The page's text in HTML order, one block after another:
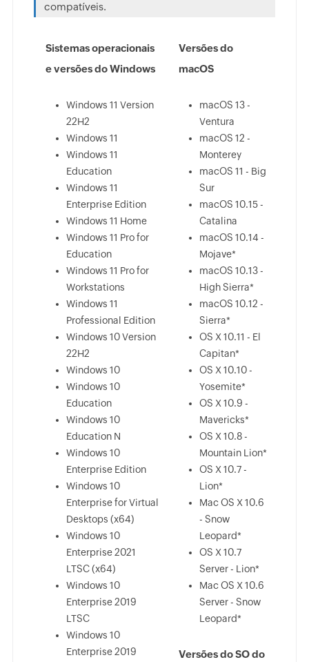
compatíveis.
Sistemas operacionais
e versões do Windows
Windows 11 Version
22H2
Windows 11
Windows 11
Education
Windows 11
Enterprise Edition
Windows 11 Home
Windows 11 Pro for
Education
Windows 11 Pro for
Workstations
Windows 11
Professional Edition
Windows 10 Version
22H2
Windows 10
Windows 10
Education
Windows 10
Education N
Windows 10
Enterprise Edition
Windows 10
Enterprise for Virtual
Desktops (x64)
Windows 10
Enterprise 2021
LTSC (x64)
Windows 10
Enterprise 2019
LTSC
Windows 10
Enterprise 2019
Versões do
macOS
macOS 13 -
Ventura
macOS 12 -
Monterey
macOS 11 - Big
Sur
macOS 10.15 -
Catalina
macOS 10.14 -
Mojave*
macOS 10.13 -
High Sierra*
macOS 10.12 -
Sierra*
OS X 10.11 - El
Capitan*
OS X 10.10 -
Yosemite*
OS X 10.9 -
Mavericks*
OS X 10.8 -
Mountain Lion*
OS X 10.7 -
Lion*
Mac OS X 10.6
- Snow
Leopard*
OS X 10.7
Server - Lion*
Mac OS X 10.6
Server - Snow
Leopard*
Versões do SO do